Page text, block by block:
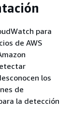
para
de AWS
los
de
la detección